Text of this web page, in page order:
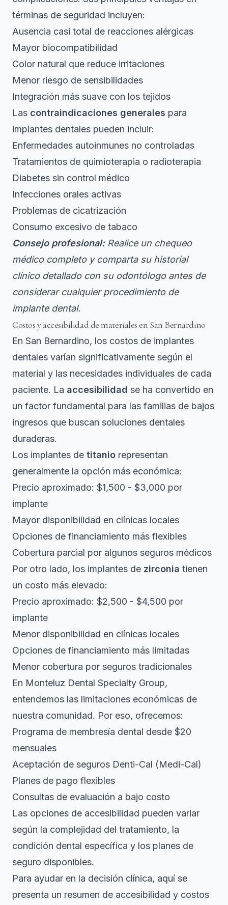
términas de seguridad incluyen:
Ausencia casi total de reacciones alérgicas
Mayor biocompatibilidad
Color natural que reduce irritaciones
Menor riesgo de sensibilidades
Integración más suave con los tejidos
Las contraindicaciones generales para
implantes dentales pueden incluir:
Enfermedades autoinmunes no controladas
Tratamientos de quimioterapia o radioterapia
Diabetes sin control médico
Infecciones orales activas
Problemas de cicatrización
Consumo excesivo de tabaco
Consejo profesional: Realice un chequeo
médico completo y comparta su historial
clínico detallado con su odontólogo antes de
considerar cualquier procedimiento de
implante dental.
Costos y accesibilidad de materiales en San Bernardino
En San Bernardino, los costos de implantes
dentales varían significativamente según el
material y las necesidades individuales de cada
paciente. La accesibilidad se ha convertido en
un factor fundamental para las familias de bajos
ingresos que buscan soluciones dentales
duraderas.
Los implantes de titanio representan
generalmente la opción más económica:
Precio aproximado: $1,500 - $3,000 por
implante
Mayor disponibilidad en clínicas locales
Opciones de financiamiento más flexibles
Cobertura parcial por algunos seguros médicos
Por otro lado, los implantes de zirconia tienen
un costo más elevado:
Precio aproximado: $2,500 - $4,500 por
implante
Menor disponibilidad en clínicas locales
Opciones de financiamiento más limitadas
Menor cobertura por seguros tradicionales
En Monteluz Dental Specialty Group,
entendemos las limitaciones económicas de
nuestra comunidad. Por eso, ofrecemos:
Programa de membresía dental desde $20
mensuales
Aceptación de seguros Denti-Cal (Medi-Cal)
Planes de pago flexibles
Consultas de evaluación a bajo costo
Las opciones de accesibilidad pueden variar
según la complejidad del tratamiento, la
condición dental específica y los planes de
seguro disponibles.
Para ayudar en la decisión clínica, aquí se
presenta un resumen de accesibilidad y costos